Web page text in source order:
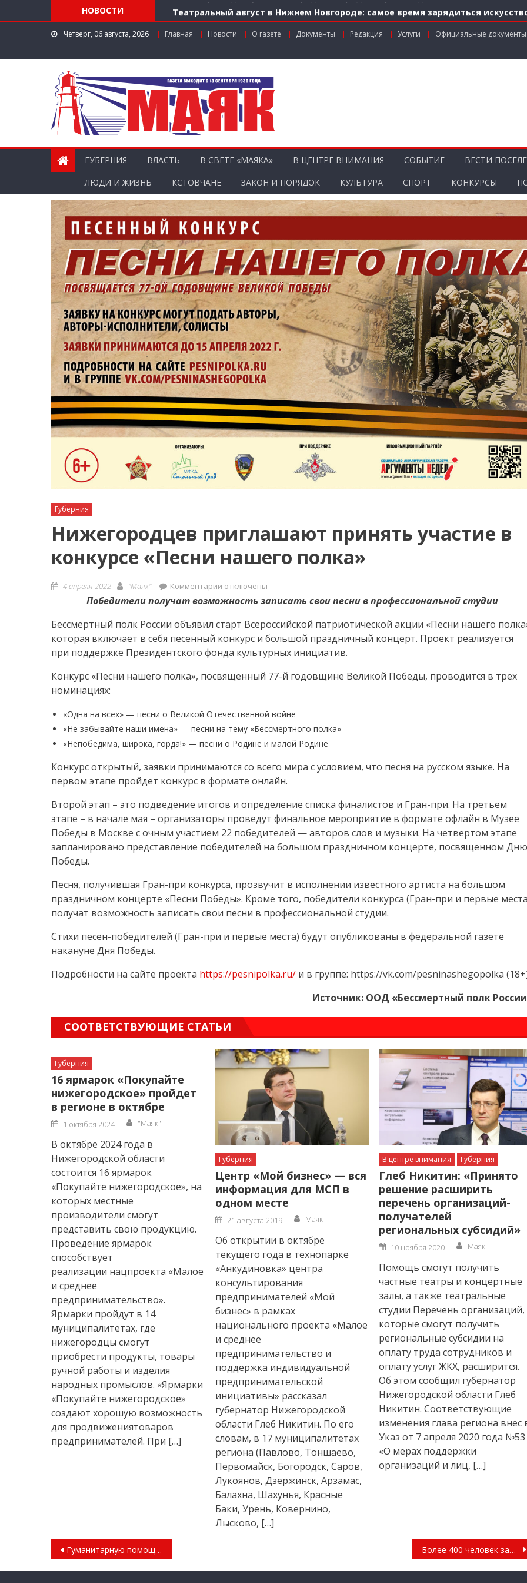
НОВОСТИ
Театральный август в Нижнем Новгороде: самое время зарядиться
Доступ к лекарствам по федеральной льготе
Поддержка в региональном грантовом конкурсе «Драйверы роста»
Четверг, 06 августа, 2026 Главная Новости О газете Документы Редакция Услуги Официальные документы
ГУБЕРНИЯ ВЛАСТЬ В СВЕТЕ «МАЯКА» В ЦЕНТРЕ ВНИМАНИЯ СОБЫТИЕ
ВЕСТИ
ЛЮДИ И ЖИЗНЬ
КСТОВЧАНЕ ЗАКОН И ПОРЯДОК КУЛЬТУРА СПОРТ КОНКУРСЫ
Губерния
Нижегородцев приглашают принять участие в
конкурсе «Песни нашего полка»
Posted
4 апреля 2022 Author
"Маяк" Комментарии к
записи
приглашают
принять
участие
конкурсе
полка»
отключены
Победители получат возможность записать свои песни в профессиональной студии
Бессмертный полк России объявил старт Всероссийской патриотической акции «Песни нашего
которая включает в себя песенный конкурс и большой праздничный концерт. Проект реализуется
при поддержке Президентского фонда культурных инициатив.
Конкурс «Песни нашего полка», посвященный 77-й годовщине Великой Победы, проводится в трех
номинациях:
«Одна на всех» — песни о Великой Отечественной войне
«Не забывайте наши имена» — песни на тему «Бессмертного полка»
«Непобедима, широка, горда!» — песни о Родине и малой Родине
Конкурс открытый, заявки принимаются со всего мира с условием, что песня на русском языке. На
первом этапе пройдет конкурс в формате онлайн.
Второй этап – это подведение итогов и определение списка финалистов и Гран-при. На третьем
этапе – в начале мая – организаторы проведут финальное мероприятие в формате офлайн в Музее
Победы в Москве с очным участием 22 победителей — авторов слов и музыки. На четвертом этапе
запланировано представление победителей на большом праздничном концерте, посвященном Дню
Победы.
Песня, получившая Гран-при конкурса, прозвучит в исполнении известного артиста на большом
праздничном концерте «Песни Победы». Кроме того, победители конкурса (Гран-при и первые
получат возможность записать свои песни в профессиональной студии.
Стихи песен-победителей (Гран-при и первые места) будут опубликованы в федеральной газете
накануне Дня Победы.
Подробности на сайте проекта https://pesnipolka.ru/ и в группе: https://vk.com/pesninashegopolka
Источник: ООД «Бессмертный полк
СООТВЕТСТВУЮЩИЕ СТАТЬИ
Губерния
16 ярмарок «Покупайте
нижегородское» пройдет
в регионе в октябре
Posted
on
1 октября 2024 Author
"Маяк"
В октябре 2024 года в
Нижегородской области
состоится 16 ярмарок
«Покупайте нижегородское», на
которых местные
производители смогут
представить свою продукцию.
Проведение ярмарок
способствует
реализации нацпроекта «Малое
и среднее
предпринимательство».
Ярмарки пройдут в 14
муниципалитетах, где
нижегородцы смогут
приобрести продукты, товары
ручной работы и изделия
народных промыслов. «Ярмарки
«Покупайте нижегородское»
создают хорошую возможность
для продвижениятоваров
предпринимателей. При […]
Губерния
Центр «Мой бизнес» — вся
информация для МСП в
одном месте
Posted
on
21 августа 2019 Author
Маяк
Об открытии в октябре
текущего года в технопарке
«Анкудиновка» центра
консультирования
предпринимателей «Мой
бизнес» в рамках
национального проекта «Малое
и среднее
предпринимательство и
поддержка индивидуальной
предпринимательской
инициативы» рассказал
губернатор Нижегородской
области Глеб Никитин. По его
словам, в 17 муниципалитетах
региона (Павлово, Тоншаево,
Первомайск, Богородск, Саров,
Лукоянов, Дзержинск, Арзамас,
Балахна, Шахунья, Красные
Баки, Урень, Ковернино,
Лысково, […]
В центре внимания Губерния
Глеб Никитин: «Принято
решение расширить
перечень организаций-
получателей
региональных субсидий»
Posted
on
10 ноября 2020 Author
Маяк
Помощь смогут получить
частные театры и концертные
залы, а также театральные
студии Перечень организаций,
которые смогут получить
региональные субсидии на
оплату труда сотрудников и
оплату услуг ЖКХ, расширится.
Об этом сообщил губернатор
Нижегородской области Глеб
Никитин. Соответствующие
изменения глава региона внес
Указ от 7 апреля 2020 года №53
«О мерах поддержки
организаций и лиц, […]
Навигация
по
Гуманитарную помощь из Арзамаса отправили на Донбасс Более 400 человек зарегистрировалось для участия в волонтерской программе по голосованию за объекты благоустройства в Нижегородской области